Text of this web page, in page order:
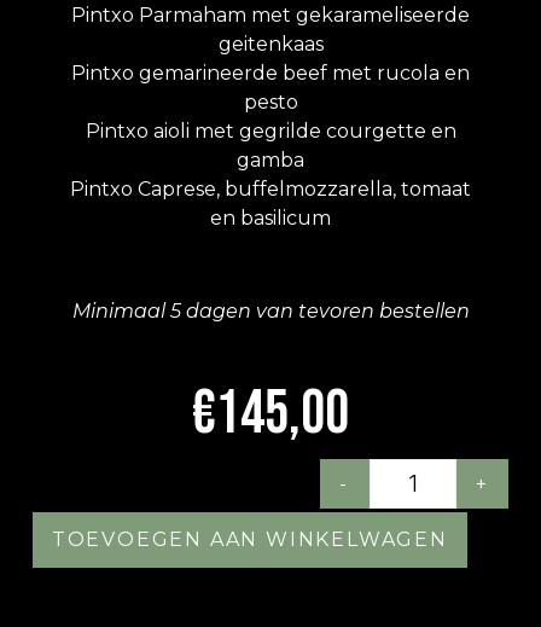
Pintxo Parmaham met gekarameliseerde
geitenkaas
Pintxo gemarineerde beef met rucola en
pesto
Pintxo aioli met gegrilde courgette en
gamba
Pintxo Caprese, buffelmozzarella, tomaat
en basilicum
Minimaal 5 dagen van tevoren bestellen
€145,00
- +
TOEVOEGEN AAN WINKELWAGEN